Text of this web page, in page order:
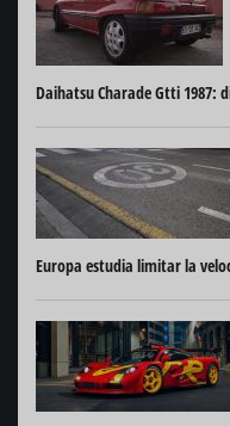
Daihatsu Charade Gtti 1987:
Europa estudia limitar la